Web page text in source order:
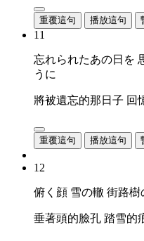
重覆這句 播放這句
11
忘れられたあの日を
うに
將被遺忘的那日子 回
重覆這句 播放這句
12
俯く顔 雪の轍 街路樹
垂著頭的臉孔 踏雪的